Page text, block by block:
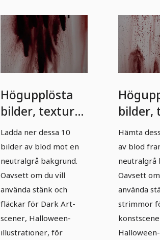
Högupplösta
bilder, texturer
&
överlagringar:
Blod &
blodsprut 3
Ladda ner dessa 10
bilder av blod mot en
neutralgrå bakgrund.
Oavsett om du vill
använda stänk och
fläckar för Dark Art-
scener, Halloween-
illustrationer, för
bilder,
och
Blod
Hämta
av blod
neutralgrå
Oavsett
använda
strimmor
Halloween-